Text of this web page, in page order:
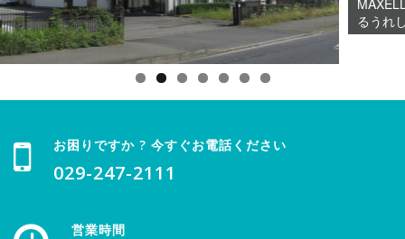
MAXELL EnergyStation ポ
るうれしさをSafety Long
お困りですか ? 今すぐお電話ください
029-247-2111
営業時間